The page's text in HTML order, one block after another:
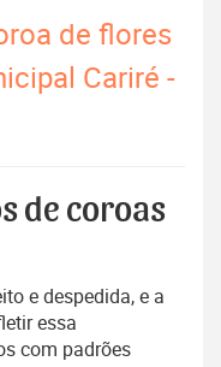
de flores
Cariré -
de coroas
e despedida, e a
essa
com padrões